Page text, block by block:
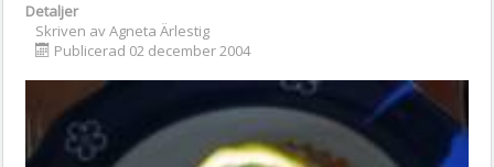
Detaljer
Skriven avAgneta Ärlestig
Publicerad 02 december 2004